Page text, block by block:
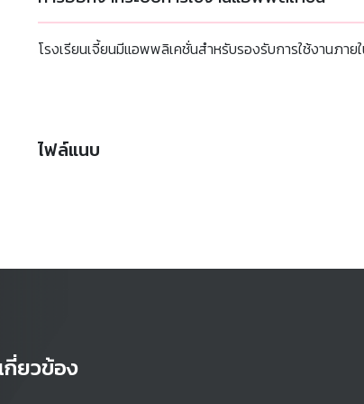
โรงเรียนเจี้ยนมีแอพพลิเคชั่นสำหรับรองรับการใช้งานภาย
ไฟล์แนบ
กี่ยวข้อง